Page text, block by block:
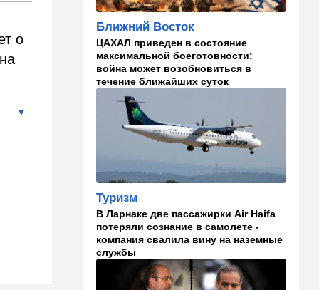
о
22:33 Транспорт
Почему Израиль до сих пор
не решил проблему пробок,
несмотря на вложенные
миллиарды
Ближний Восток
Вывести войска: ливанцы
уповают на будущие
израильские выборы
21:45 Мнения
И еще про Иран…
21:21 Общество
Главное забыл: летевший в
Израиль рейс оказался под
угрозой
Ближний Восток
ЦАХАЛ приведен в состояние
максимальной боеготовности:
война может возобновиться в
течение ближайших суток
Туризм
В Ларнаке две пассажирки Air Haifa
потеряли сознание в самолете -
компания свалила вину на наземные
службы